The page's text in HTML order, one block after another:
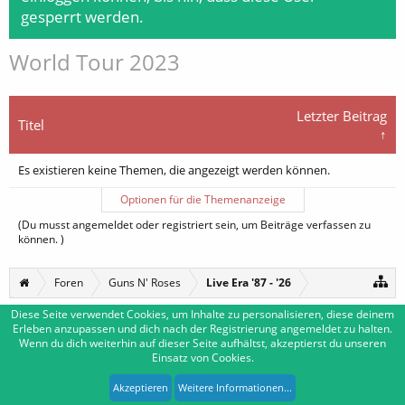
gesperrt werden.
World Tour 2023
Titel
Letzter Beitrag
↑
Es existieren keine Themen, die angezeigt werden können.
Optionen für die Themenanzeige
(Du musst angemeldet oder registriert sein, um Beiträge verfassen zu
können. )
Foren Guns N' Roses Live Era '87 - '26
Deutsch [Du] Kontakt
Impressum Nutzungsbedingungen
Forum software by XenForo™|Media embeds by s9e-Deutsch von xenDach
XenForo style by Pixel Exit
Diese Seite verwendet Cookies, um Inhalte zu personalisieren, diese deinem
Erleben anzupassen und dich nach der Registrierung angemeldet zu halten.
Wenn du dich weiterhin auf dieser Seite aufhältst, akzeptierst du unseren
Einsatz von Cookies.
Akzeptieren Weitere Informationen...